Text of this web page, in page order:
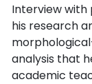
Interview with
his research
analysis that
academic